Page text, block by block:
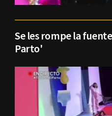
Se les rompe la
Parto'